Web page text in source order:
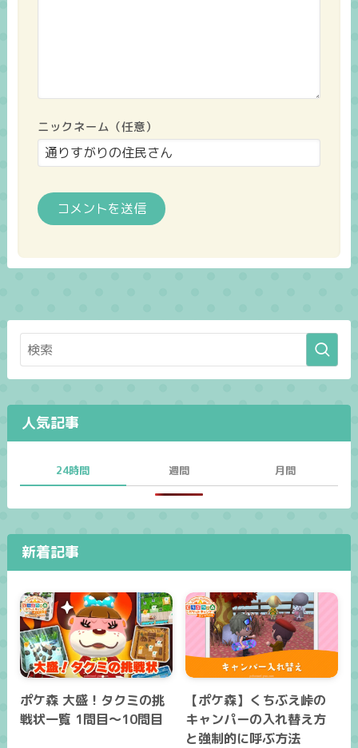
ニックネーム（任意）
人気記事
24時間 週間 月間
新着記事
ポケ森 大盛！タクミの挑
戦状一覧 1問目～10問目
【ポケ森】くちぶえ峠の
キャンパーの入れ替え方
と強制的に呼ぶ方法